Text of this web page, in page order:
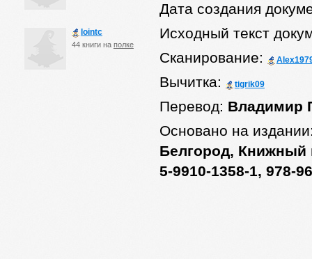
lointc
44 книги на полке
Дата создания
Исходный текст
Сканирование:
Вычитка: tigrik09
Перевод: Владимир
Основано на
Белгород, Книжный
5-9910-1358-1, 978-